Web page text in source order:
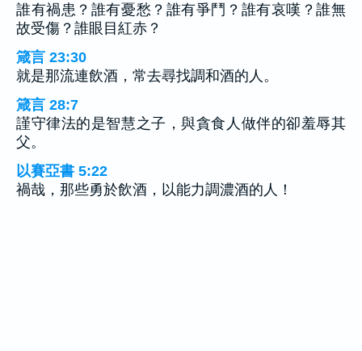
誰有禍患？誰有憂愁？誰有爭鬥？誰有哀嘆？誰無
故受傷？誰眼目紅赤？
箴言 23:30
就是那流連飲酒，常去尋找調和酒的人。
箴言 28:7
謹守律法的是智慧之子，與貪食人做伴的卻羞辱其
父。
以賽亞書 5:22
禍哉，那些勇於飲酒，以能力調濃酒的人！